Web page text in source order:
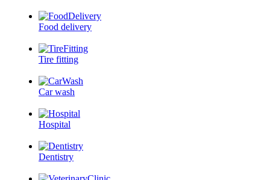
Food delivery
Tire fitting
Car wash
Hospital
Dentistry